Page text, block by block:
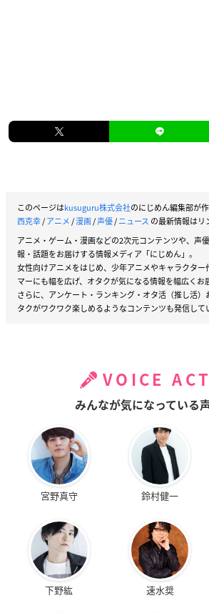
このページはkusuguru株式会社のにじめん編集部が
西克幸/アニメ/漫画/声優/ニュース の最新情報はリ
アニメ・ゲーム・漫画などの2次元コンテンツや、声
報・話題をお届けする情報メディア「にじめん」。
女性向けアニメをはじめ、少年アニメやキャラクタ
マーにも幅を広げ、オタクが気になる情報を幅広くお
さらに、アンケート・ランキング・オタ活（推し活）
タクがワクワク楽しめるようなコンテンツも発信して
VOICE
みんなが気になっている
宮野真守 鈴村健一
下野紘 速水奨